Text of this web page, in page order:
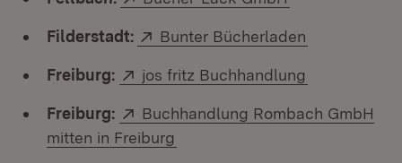
Filderstadt: Extern:
Bunter Bücherladen
Freiburg: Extern:
jos fritz Buchhandlung
Freiburg: Extern:
Buchhandlung Rombach GmbH
mitten in Freiburg